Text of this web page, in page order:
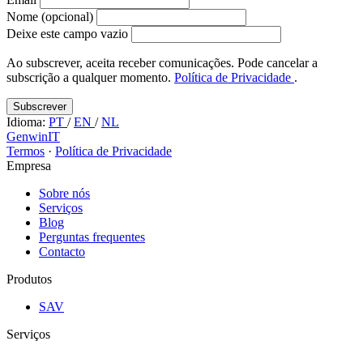
Nome (opcional)
Deixe este campo vazio
Ao subscrever, aceita receber comunicações. Pode cancelar a
subscrição a qualquer momento. Política de Privacidade .
Subscrever
Idioma: PT / EN / NL
GenwinIT
Termos · Política de Privacidade
Empresa
Sobre nós
Serviços
Blog
Perguntas frequentes
Contacto
Produtos
SAV
Serviços